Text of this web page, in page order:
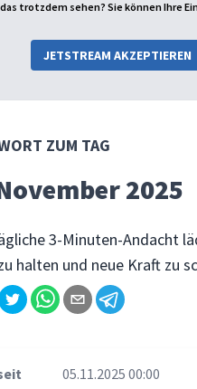
trotzdem sehen? Sie können Ihre
JETSTREAM AKZEPTIEREN
ZUM TAG
2025
3-Minuten-Andacht
halten und neue Kraft zu
05.11.2025 00:00